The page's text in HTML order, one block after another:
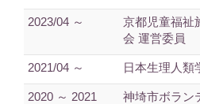
2023/04 ～
京都児童福祉
会 運営委員
2021/04 ～ 日本生理人類
2020 ～ 2021 神埼市ボラン